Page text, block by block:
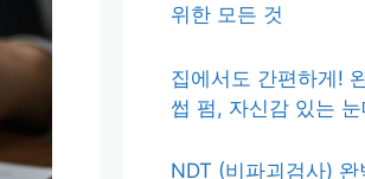
위한 모든 것
집에서도 간편하게!
썹 펌, 자신감 있는
NDT (비파괴검사) 완